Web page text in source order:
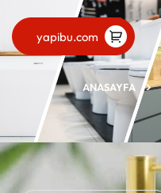
yapibu.com
ANASAYFA